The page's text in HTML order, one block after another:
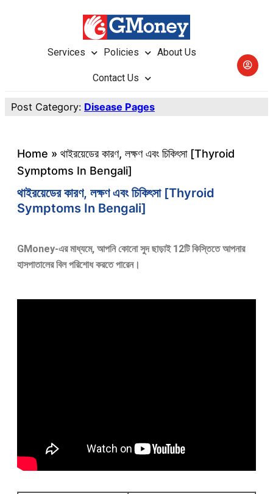
Services Policies About Us
Contact Us
Post Category: Disease Pages
Home » থাইরয়েডের কারণ, লক্ষণ এবং চিকিৎসা [Thyroid
Symptoms In Bengali]
থাইরয়েডের কারণ, লক্ষণ এবং চিকিৎসা [Thyroid
Symptoms In Bengali]
GMoney-এর মাধ্যমে, আপনি কোনো সুদ ছাড়াই 12টি কিস্তিতে আপনার
হাসপাতালের বিল পরিশোধ করতে পারেন।